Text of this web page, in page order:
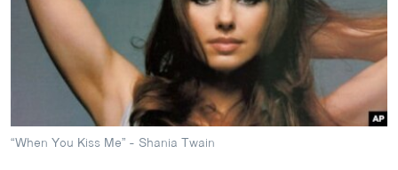
ຊີວິດຊາວລາວ
ຊຸມຊົນຊາວລາວ
ວິທະຍາສາດ-ເທັກໂນໂລຈີ
ທຸລະກິດ
“When You Kiss Me” - Shania Twain